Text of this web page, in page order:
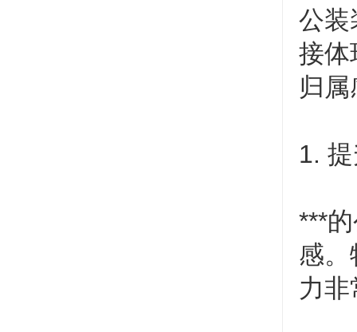
公装
接体
归
1.
***
感。
力